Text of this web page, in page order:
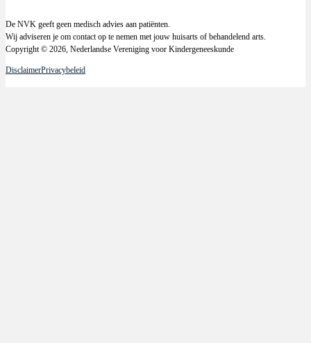
De NVK geeft geen medisch advies aan patiënten.
Wij adviseren je om contact op te nemen met jouw huisarts of behandelend arts.
Copyright © 2026, Nederlandse Vereniging voor Kindergeneeskunde
DisclaimerPrivacybeleid